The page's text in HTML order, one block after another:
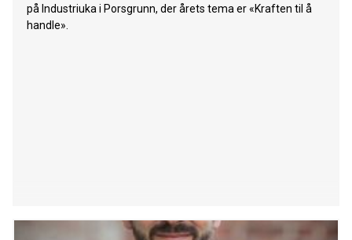
på Industriuka i Porsgrunn, der årets tema er «Kraften til å
handle».